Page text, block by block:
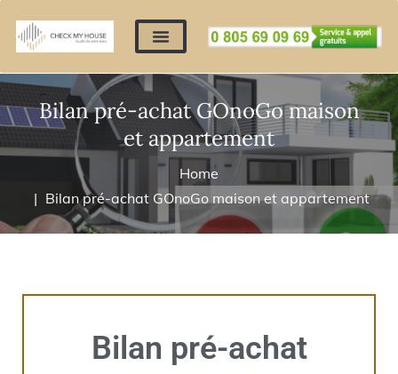
Bilan pré-achat GOnoGo maison
et appartement
Home
Bilan pré-achat GOnoGo maison et appartement
Bilan pré-achat